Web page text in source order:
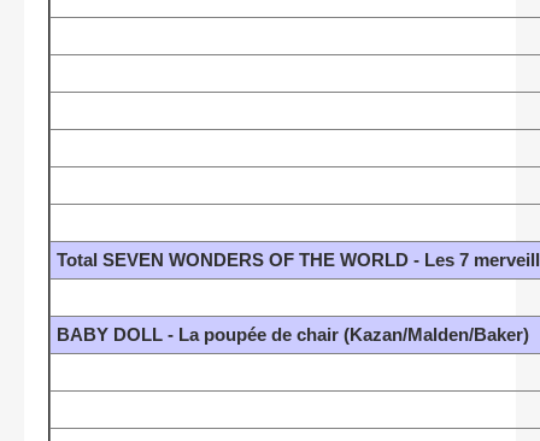
Total SEVEN WONDERS OF THE WORLD - Les 7
BABY DOLL - La poupée de chair (Kazan/Malden/Baker)